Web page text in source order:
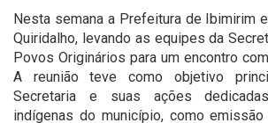
Nesta semana a Prefeitura de Ibimirim
Quiridalho, levando as equipes da
Povos Originários para um encontro
A reunião teve como objetivo
Secretaria e suas ações
indígenas do município, como